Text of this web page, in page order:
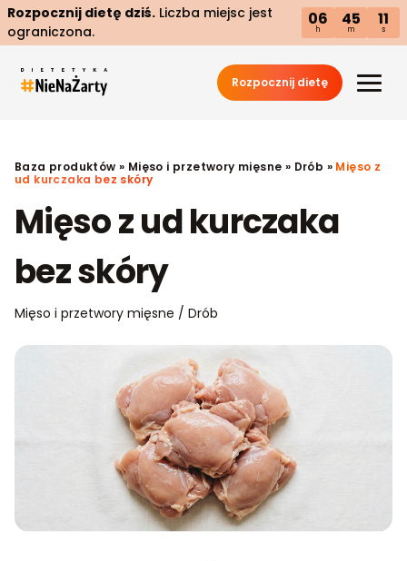
Rozpocznij dietę dziś. Liczba miejsc jest
ograniczona.
06
h
45
m
10
s
Rozpocznij dietę
Baza produktów » Mięso i przetwory mięsne » Drób » Mięso z
ud kurczaka bez skóry
Mięso z ud kurczaka
bez skóry
Mięso i przetwory mięsne / Drób